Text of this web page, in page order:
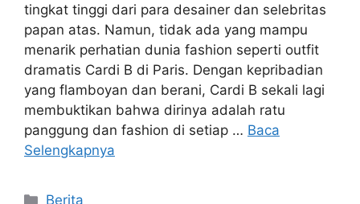
tingkat tinggi dari para desainer dan selebritas
papan atas. Namun, tidak ada yang mampu
menarik perhatian dunia fashion seperti outfit
dramatis Cardi B di Paris. Dengan kepribadian
yang flamboyan dan berani, Cardi B sekali lagi
membuktikan bahwa dirinya adalah ratu
panggung dan fashion di setiap … Baca
Selengkapnya
Kategori
Berita